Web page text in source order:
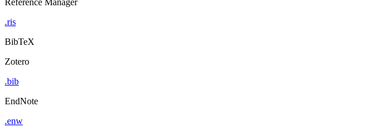
.ris
BibTeX
Zotero
.bib
EndNote
.enw